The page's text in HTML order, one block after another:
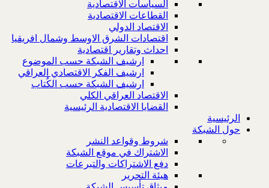
السياسات الاقتصادية
القطاعات الاقتصادية
الاقتصاد الدولي
اقتصادات الشرق الاوسط وشمال افريقيا
احداث وتقارير اقتصادية
ارشيف الشبكة حسب الموضوع
ارشيف الفكر الاقتصادي العراقي
ارشيف الشبكة حسب الكُتاب
الاقتصاد العراقي الكلي
القضايا الاقتصادية الرئيسية
الرئيسية
حول الشبكة
شروط وقواعد النشر
الاشتراك في موقع الشبكة
دفع الاشتراكات والتبرعات
هيئة التحرير